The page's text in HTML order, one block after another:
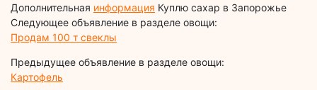
Дополнительная информация Куплю сахар в Запорожье
Следующее объявление в разделе овощи:
Продам 100 т свеклы
Предыдущее объявление в разделе овощи:
Картофель